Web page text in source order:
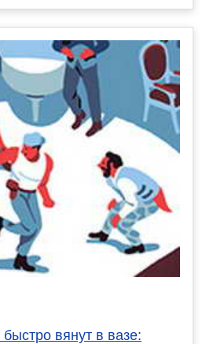
вянут в вазе: